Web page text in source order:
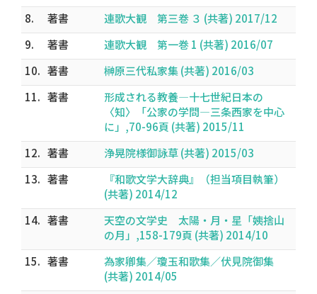
8.
著書
連歌大観 第三巻 ３ (共著) 2017/12
9.
著書
連歌大観 第一巻 1 (共著) 2016/07
10. 著書
榊原三代私家集 (共著) 2016/03
11. 著書
形成される教養―十七世紀日本の
〈知〉「公家の学問―三条西家を中心
に」,70-96頁 (共著) 2015/11
12. 著書
浄晃院様御詠草 (共著) 2015/03
13. 著書
『和歌文学大辞典』（担当項目執筆）
(共著) 2014/12
14. 著書
天空の文学史 太陽・月・星「姨捨山
の月」,158-179頁 (共著) 2014/10
15. 著書
為家卿集／瓊玉和歌集／伏見院御集
(共著) 2014/05